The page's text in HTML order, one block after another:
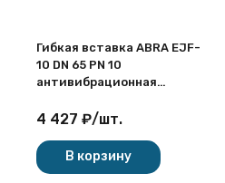
Гибкая вставка ABRA EJF-
10 DN 65 PN 10
антивибрационная
4 427 ₽/шт.
В корзину